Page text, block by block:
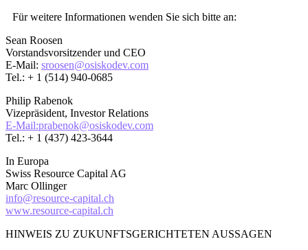
Für weitere Informationen wenden Sie sich bitte an:
Sean Roosen
Vorstandsvorsitzender und CEO
E-Mail: sroosen@osiskodev.com
Tel.: + 1 (514) 940-0685
Philip Rabenok
Vizepräsident, Investor Relations
E-Mail:prabenok@osiskodev.com
Tel.: + 1 (437) 423-3644
In Europa
Swiss Resource Capital AG
Marc Ollinger
info@resource-capital.ch
www.resource-capital.ch
HINWEIS ZU ZUKUNFTSGERICHTETEN AUSSAGEN